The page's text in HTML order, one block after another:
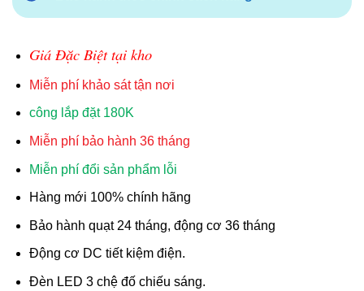
Giá Đặc Biệt tại kho
Miễn phí khảo sát tận nơi
công lắp đặt 180K
Miễn phí bảo hành 36 tháng
Miễn phí đổi sản phẩm lỗi
Hàng mới 100% chính hãng
Bảo hành quạt 24 tháng, động cơ 36 tháng
Động cơ DC tiết kiệm điện.
Đèn LED 3 chệ đố chiếu sáng.